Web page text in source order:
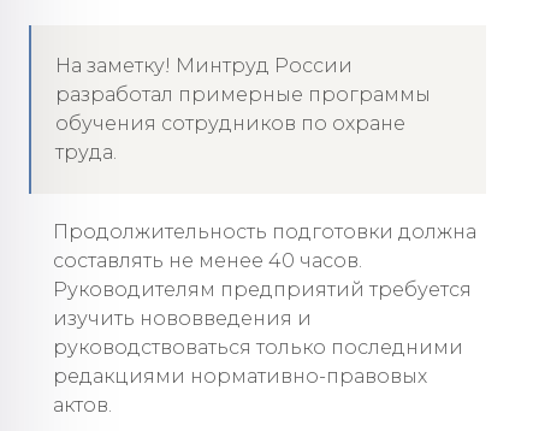
На заметку! Минтруд России
разработал примерные программы
обучения сотрудников по охране
труда.
Продолжительность подготовки должна
составлять не менее 40 часов.
Руководителям предприятий требуется
изучить нововведения и
руководствоваться только последними
редакциями нормативно-правовых
актов.